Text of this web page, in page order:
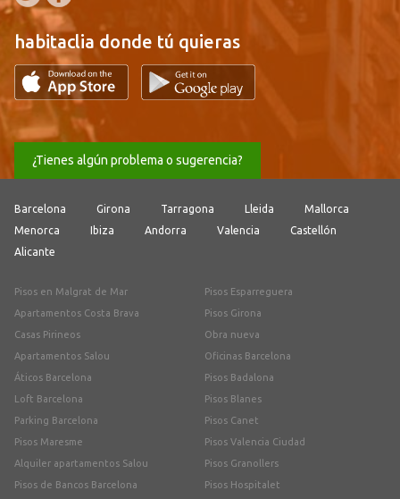
habitaclia donde tú quieras
¿Tienes algún problema o sugerencia?
Barcelona Girona Tarragona Lleida
Mallorca
Menorca
Ibiza Andorra Valencia
Castellón
Alicante
Pisos en Malgrat de Mar
Apartamentos Costa Brava
Casas Pirineos
Apartamentos Salou
Áticos Barcelona
Loft Barcelona
Parking Barcelona
Pisos Maresme
Alquiler apartamentos Salou
Pisos de Bancos Barcelona
Pisos Esparreguera
Pisos Girona
Obra nueva
Oficinas Barcelona
Pisos Badalona
Pisos Blanes
Pisos Canet
Pisos Valencia Ciudad
Pisos Granollers
Pisos Hospitalet